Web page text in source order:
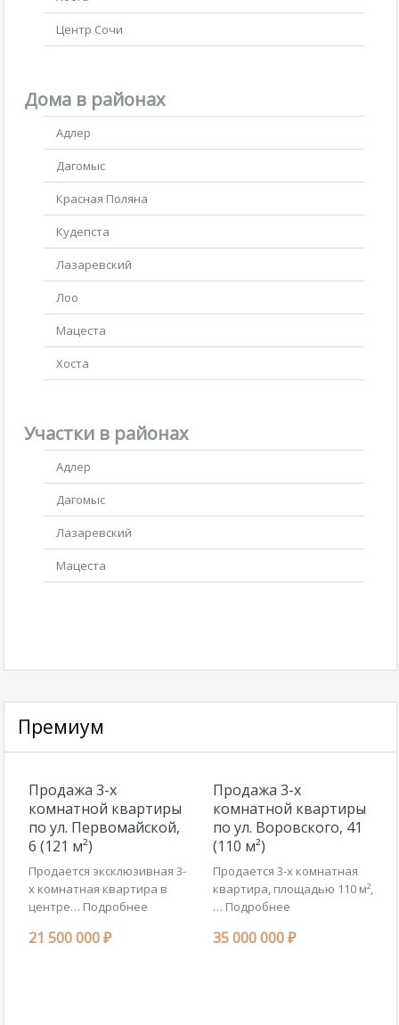
Центр Сочи
Дома в районах
Адлер
Дагомыс
Красная Поляна
Кудепста
Лазаревский
Лоо
Мацеста
Хоста
Участки в районах
Адлер
Дагомыс
Лазаревский
Мацеста
Премиум
Продажа 3-х
комнатной квартиры
по ул. Первомайской,
6 (121 м²)
Продается эксклюзивная 3-
х комнатная квартира в
центре… Подробнее
21 500 000 ₽
Продажа 3-х
комнатной квартиры
по ул. Воровского, 41
(110 м²)
Продается 3-х комнатная
квартира, площадью 110 м²,
… Подробнее
35 000 000 ₽